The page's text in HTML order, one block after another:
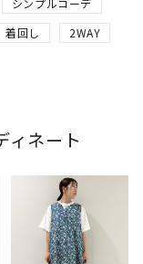
着回し
2WAY
ィネート